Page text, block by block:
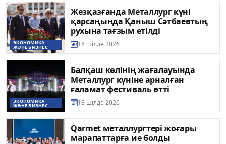
ЭКОНОМИКА
ЖӘНЕ БИЗНЕС
Жезқазғанда Металлург күні
қарсаңында Қаныш Сәтбаевтың
рухына тағзым етілді
18 шілде 2026
ЭКОНОМИКА
ЖӘНЕ БИЗНЕС
Балқаш көлінің жағалауында
Металлург күніне арналған
ғаламат фестиваль өтті
18 шілде 2026
Qarmet металлургтері жоғары
марапаттарға ие болды